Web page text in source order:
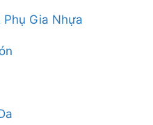
Gia Nhựa